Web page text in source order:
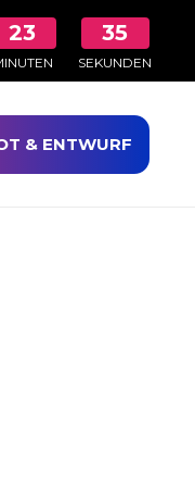
23 35
SEKUNDEN
& ENTWURF